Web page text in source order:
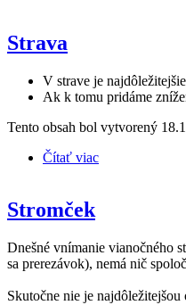
Strava
V strave je
Ak k tomu pridáme
Tento obsah bol vytvorený
Čítať viac
Stromček
Dnešné vnímanie vianočného
sa prerezávok), nemá nič
Skutočne nie je